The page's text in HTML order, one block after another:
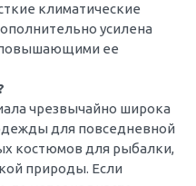
климатические
усилена
ее
чрезвычайно широка
для повседневной
костюмов для рыбалки,
природы. Если